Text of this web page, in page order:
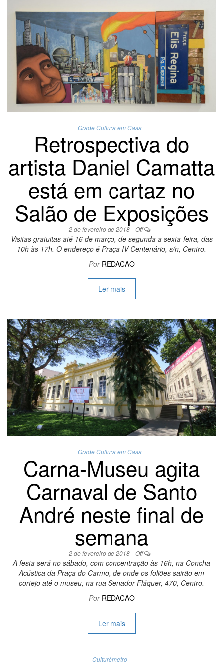
Grade Cultura em Casa
Retrospectiva do
artista Daniel Camatta
está em cartaz no
Salão de Exposições
2 de fevereiro de 2018 Off
Visitas gratuitas até 16 de março, de segunda a sexta-feira, das
10h às 17h. O endereço é Praça IV Centenário, s/n, Centro.
Por REDACAO
Ler mais
Grade Cultura em Casa
Carna-Museu agita
Carnaval de Santo
André neste final de
semana
2 de fevereiro de 2018 Off
A festa será no sábado, com concentração às 16h, na Concha
Acústica da Praça do Carmo, de onde os foliões sairão em
cortejo até o museu, na rua Senador Fláquer, 470, Centro.
Por REDACAO
Ler mais
Culturômetro